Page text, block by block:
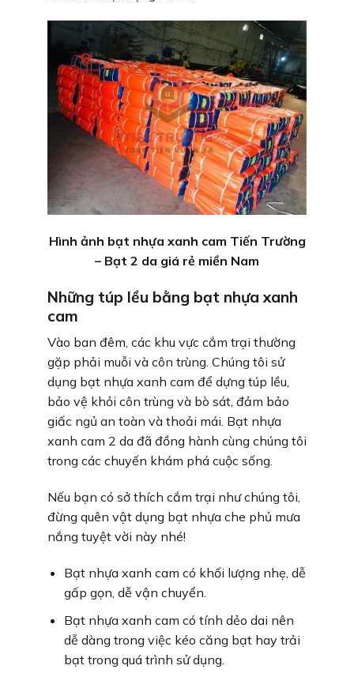
Hình ảnh bạt nhựa xanh cam Tiến Trường
– Bạt 2 da giá rẻ miền Nam
Những túp lều bằng bạt nhựa xanh
cam
Vào ban đêm, các khu vực cắm trại thường
gặp phải muỗi và côn trùng. Chúng tôi sử
dụng bạt nhựa xanh cam để dựng túp lều,
bảo vệ khỏi côn trùng và bò sát, đảm bảo
giấc ngủ an toàn và thoải mái. Bạt nhựa
xanh cam 2 da đã đồng hành cùng chúng tôi
trong các chuyến khám phá cuộc sống.
Nếu bạn có sở thích cắm trại như chúng tôi,
đừng quên vật dụng bạt nhựa che phủ mưa
nắng tuyệt vời này nhé!
Bạt nhựa xanh cam có khối lượng nhẹ, dễ
gấp gọn, dễ vận chuyển.
Bạt nhựa xanh cam có tính dẻo dai nên
dễ dàng trong việc kéo căng bạt hay trải
bạt trong quá trình sử dụng.